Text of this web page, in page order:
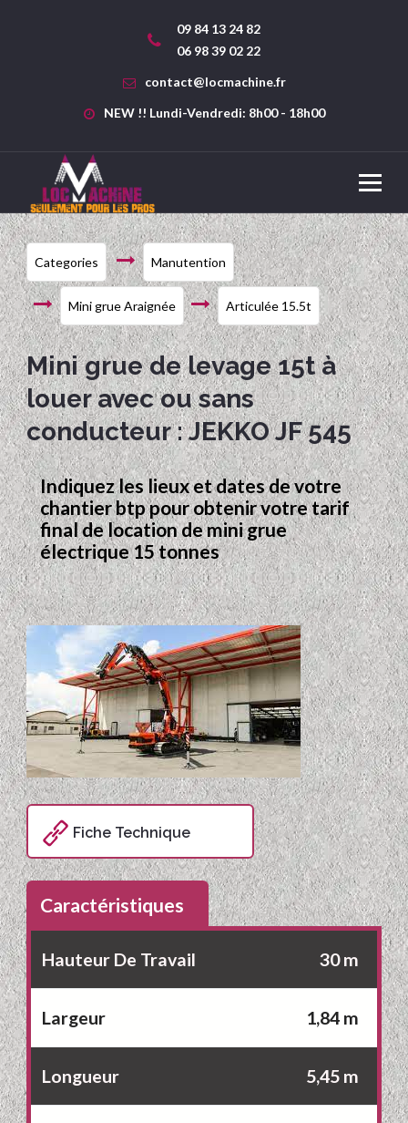
09 84 13 24 82
06 98 39 02 22
contact@locmachine.fr
NEW !! Lundi-Vendredi: 8h00 - 18h00
Categories Manutention
Mini grue Araignée Articulée 15.5t
Mini grue de levage 15t à
louer avec ou sans
conducteur : JEKKO JF 545
Indiquez les lieux et dates de votre
chantier btp pour obtenir votre tarif
final de location de mini grue
électrique 15 tonnes
Fiche Technique
Caractéristiques
Hauteur De Travail 30 m
Largeur 1,84 m
Longueur 5,45 m